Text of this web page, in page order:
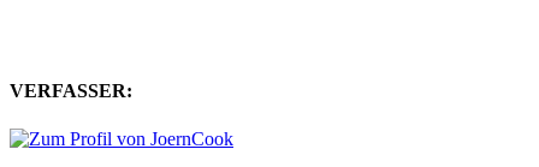
VERFASSER: